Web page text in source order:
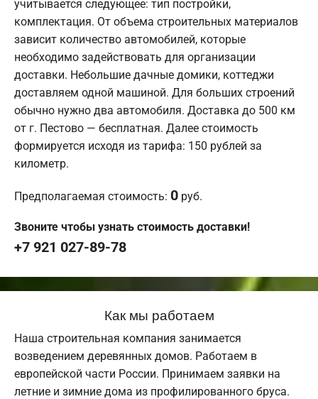
учитывается следующее: тип постройки,
комплектация. От объема строительных материалов
зависит количество автомобилей, которые
необходимо задействовать для организации
доставки. Небольшие дачные домики, коттеджи
доставляем одной машиной. Для больших строений
обычно нужно два автомобиля. Доставка до 500 км
от г. Пестово — бесплатная. Далее стоимость
формируется исходя из тарифа: 150 рублей за
километр.
Предполагаемая стоимость: 0 руб.
Звоните чтобы узнать стоимость доставки!
+7 921 027-89-78
Как мы работаем
Наша строительная компания занимается
возведением деревянных домов. Работаем в
европейской части России. Принимаем заявки на
летние и зимние дома из профилированного бруса.